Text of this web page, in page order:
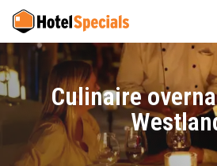
Culinaire